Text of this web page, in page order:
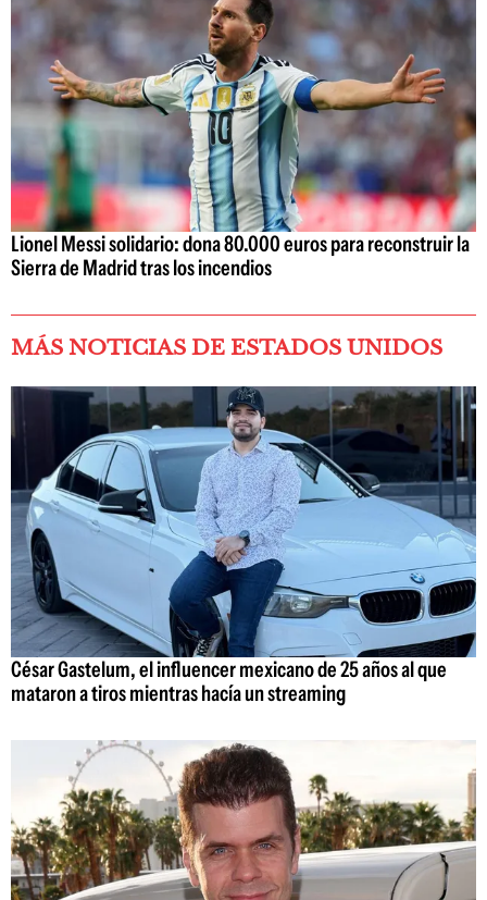
Lionel Messi solidario: dona 80.000 euros para reconstruir la
Sierra de Madrid tras los incendios
MÁS NOTICIAS DE ESTADOS UNIDOS
César Gastelum, el influencer mexicano de 25 años al que
mataron a tiros mientras hacía un streaming